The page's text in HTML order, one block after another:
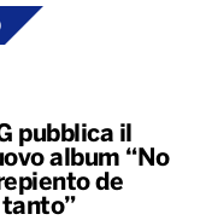
pubblica il
album “No
de